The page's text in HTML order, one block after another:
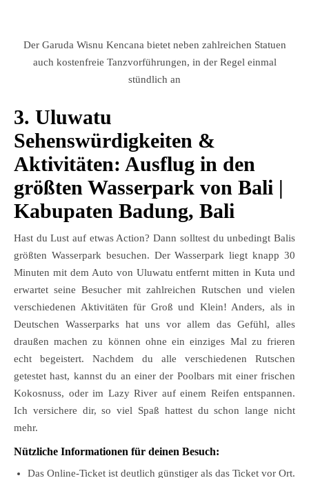
Der Garuda Wisnu Kencana bietet neben zahlreichen Statuen
auch kostenfreie Tanzvorführungen, in der Regel einmal
stündlich an
3. Uluwatu
Sehenswürdigkeiten &
Aktivitäten: Ausflug in den
größten Wasserpark von Bali |
Kabupaten Badung, Bali
Hast du Lust auf etwas Action? Dann solltest du unbedingt Balis
größten Wasserpark besuchen. Der Wasserpark liegt knapp 30
Minuten mit dem Auto von Uluwatu entfernt mitten in Kuta und
erwartet seine Besucher mit zahlreichen Rutschen und vielen
verschiedenen Aktivitäten für Groß und Klein! Anders, als in
Deutschen Wasserparks hat uns vor allem das Gefühl, alles
draußen machen zu können ohne ein einziges Mal zu frieren
echt begeistert. Nachdem du alle verschiedenen Rutschen
getestet hast, kannst du an einer der Poolbars mit einer frischen
Kokosnuss, oder im Lazy River auf einem Reifen entspannen.
Ich versichere dir, so viel Spaß hattest du schon lange nicht
mehr.
Nützliche Informationen für deinen Besuch:
Das Online-Ticket ist deutlich günstiger als das Ticket vor Ort.